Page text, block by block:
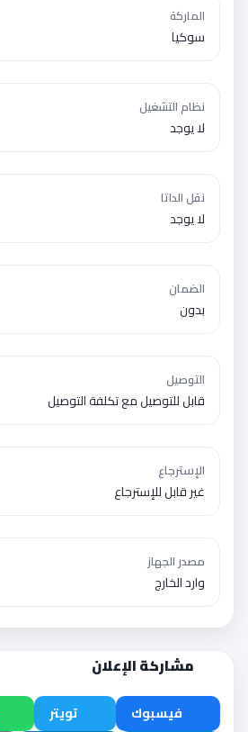
الماركة
سوكيا
نظام التشغيل
لا يوجد
نقل الداتا
لا يوجد
الضمان
بدون
التوصيل
قابل للتوصيل مع تكلفة التوصيل
الإسترجاع
غير قابل للإسترجاع
مصدر الجهاز
وارد الخارج
مشاركة الإعلان
فيسبوك تويتر